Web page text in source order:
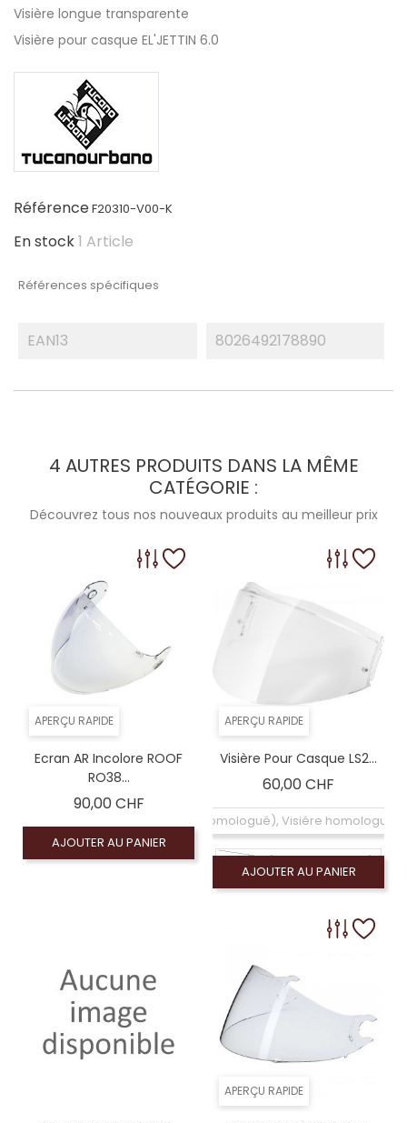
Visière longue transparente
Visière pour casque EL'JETTIN 6.0
RéférenceF20310-V00-K
En stock1 Article
Références spécifiques
EAN13 8026492178890
4 AUTRES PRODUITS DANS LA MÊME
CATÉGORIE :
Découvrez tous nos nouveaux produits au meilleur prix
APERÇU RAPIDE
Ecran AR Incolore ROOF
RO38...
90,00 CHFPrix
AJOUTER AU PANIER
APERÇU RAPIDE
Visière Pour Casque LS2...
60,00 CHF
Écran claire (homologué), Visiére homologuée
Coloré (non homologué)
AJOUTER AU PANIER
APERÇU RAPIDE